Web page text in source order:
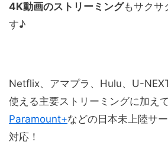
4K動画のストリーミングもサクサ
す♪
Netflix、アマプラ、Hulu、U-
使える主要ストリーミングに加えて
Paramount+などの日本未上陸サ
対応！